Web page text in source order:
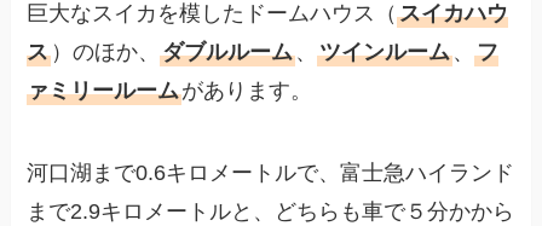
巨大なスイカを模したドームハウス（スイカハウ
ス ）のほか、ダブルルーム、ツインルーム、フ
ァミリールームがあります。
河口湖まで0.6キロメートルで、富士急ハイランド
まで2.9キロメートルと、どちらも車で５分かから